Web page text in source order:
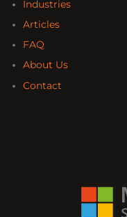
Industries
Articles
FAQ
About Us
Contact